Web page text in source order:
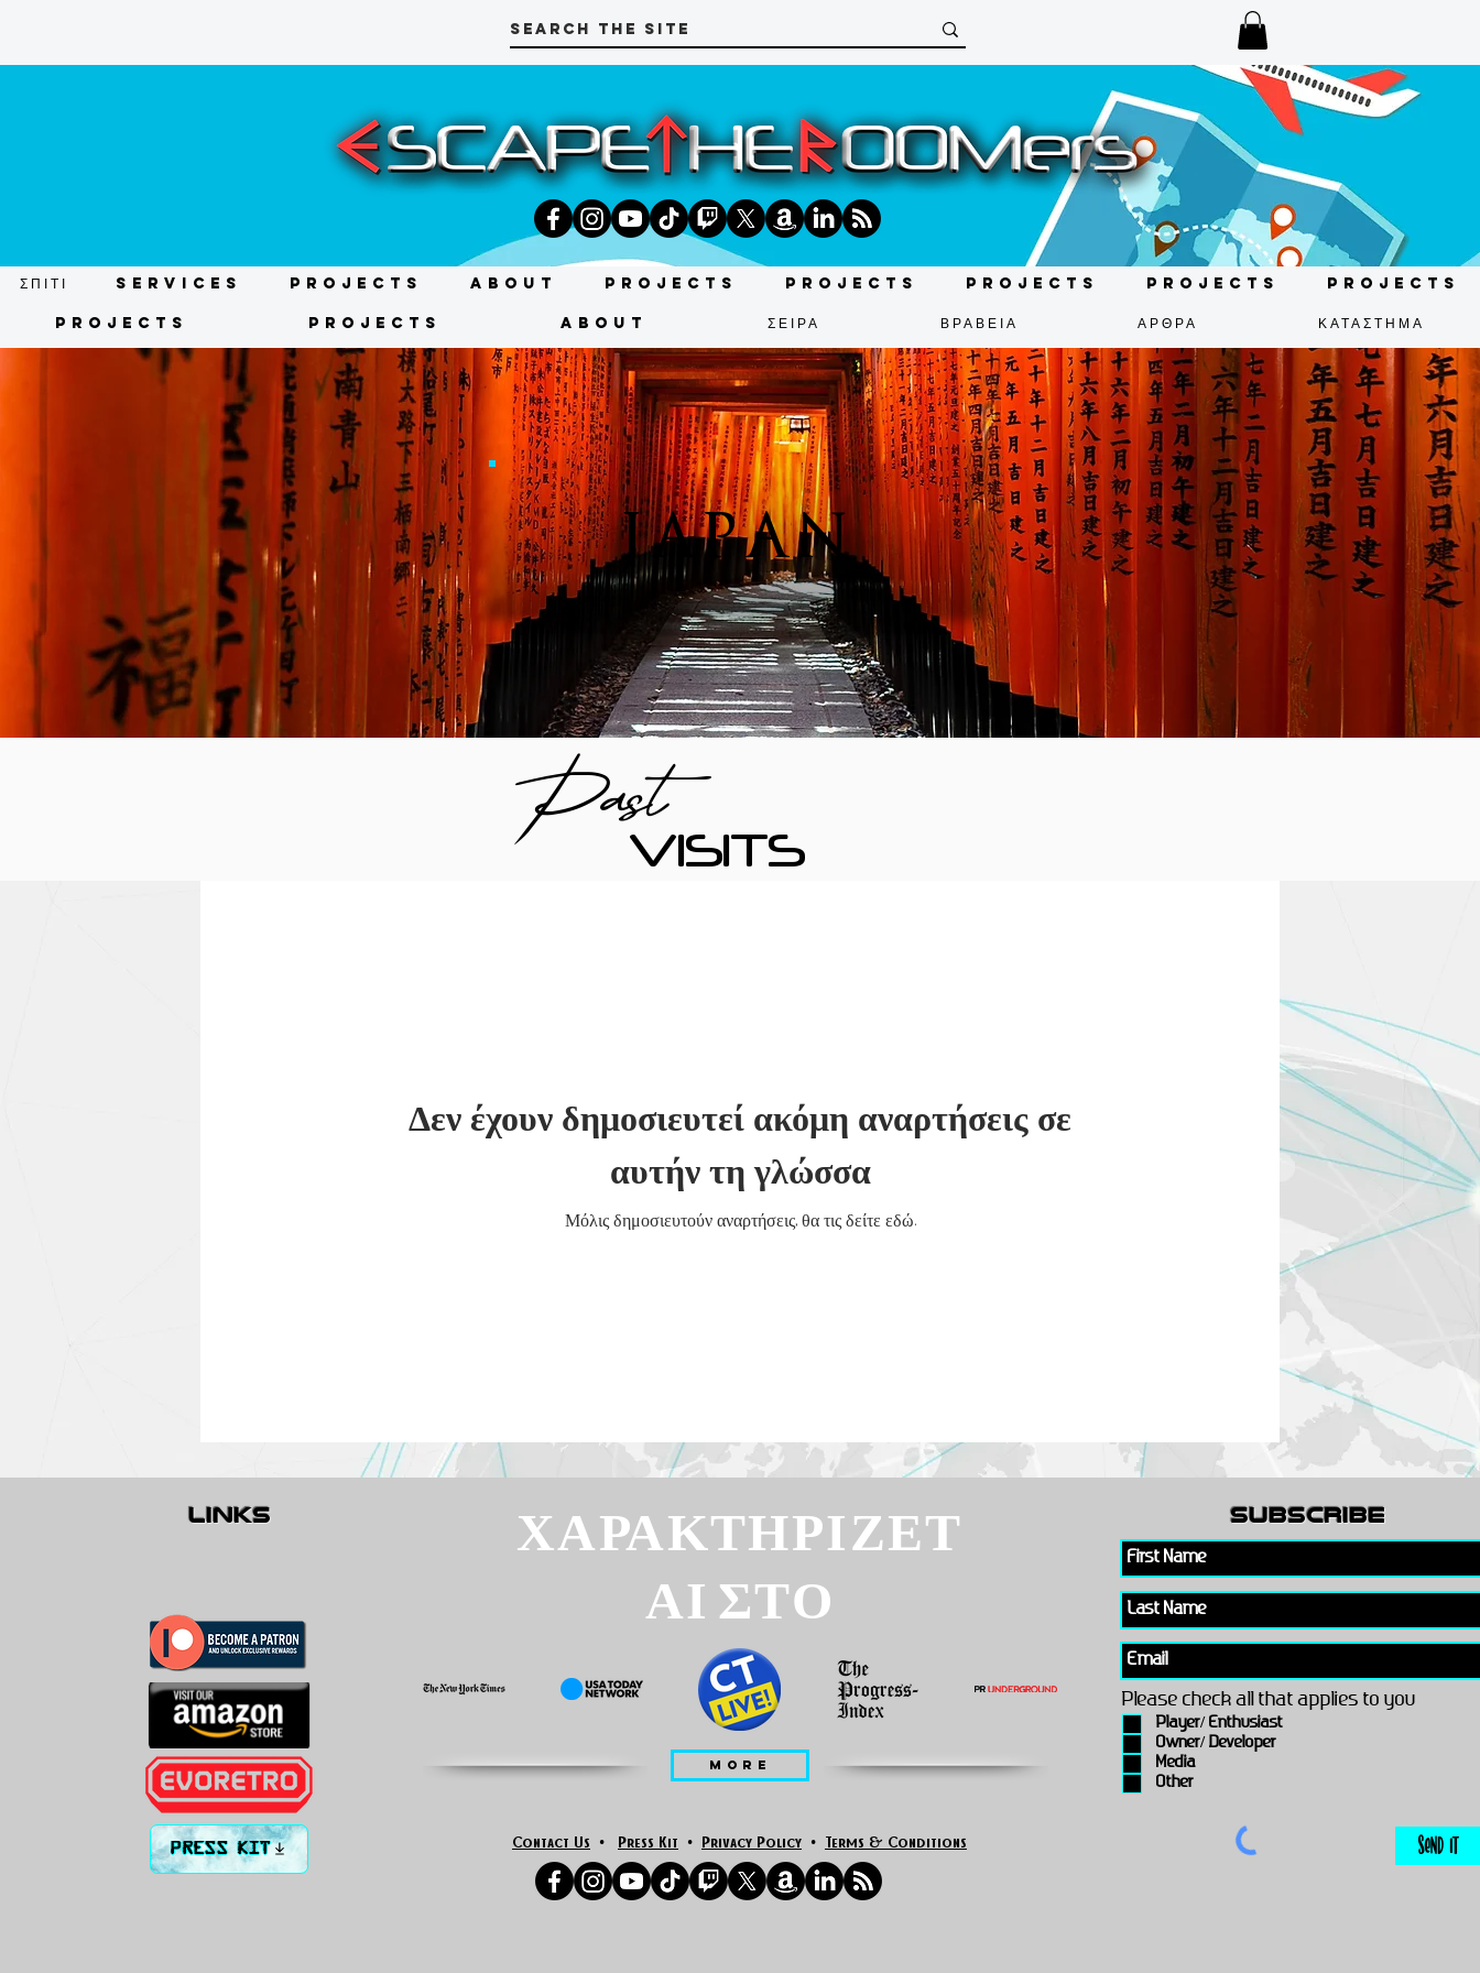
ΣΠΙΤΙ Services Projects About Projects Projects Projects Projects Projects
Projects Projects About ΣΕΙΡΑ ΒΡΑΒΕΙΑ ΑΡΘΡΑ ΚΑΤΑΣΤΗΜΑ
JAPAN
PastVISITS
Δεν έχουν δημοσιευτεί ακόμη αναρτήσεις σε
αυτήν τη γλώσσα
Μόλις δημοσιευτούν αναρτήσεις, θα τις δείτε εδώ.
links subscribe
PRESS KIT
Please check all that applies to you
Player/ Enthusiast
Owner/ Developer
Media
Other
Send It
Contact Us • Press Kit • Privacy Policy • Terms & Conditions
ΧΑΡΑΚΤΗΡΙΖΕΤ
ΑΙ ΣΤΟ
MORE